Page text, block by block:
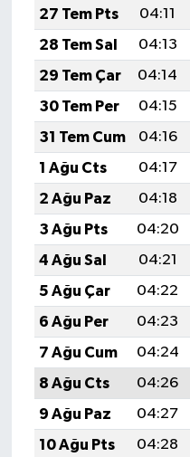
27 Tem Pts
04:11
28 Tem Sal
04:13
29 Tem Çar
04:14
30 Tem Per
04:15
31 Tem Cum
04:16
1 Ağu Cts
04:17
2 Ağu Paz
04:18
3 Ağu Pts
04:20
4 Ağu Sal
04:21
5 Ağu Çar
04:22
6 Ağu Per
04:23
7 Ağu Cum
04:24
8 Ağu Cts
04:26
9 Ağu Paz
04:27
10 Ağu Pts
04:28